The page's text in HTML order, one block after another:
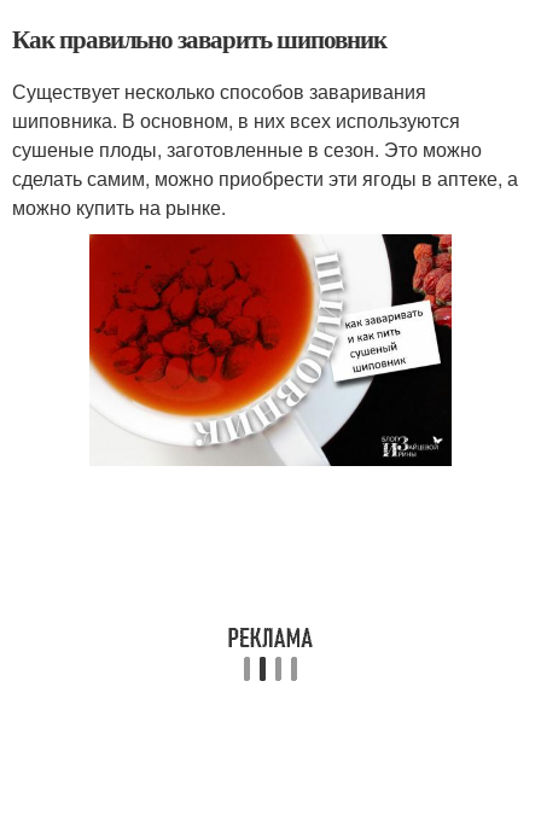
Как правильно заварить шиповник
Существует несколько способов заваривания
шиповника. В основном, в них всех используются
сушеные плоды, заготовленные в сезон. Это можно
сделать самим, можно приобрести эти ягоды в аптеке, а
можно купить на рынке.